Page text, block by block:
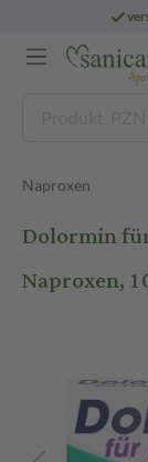
Naproxen
Dolormin
Naproxen,